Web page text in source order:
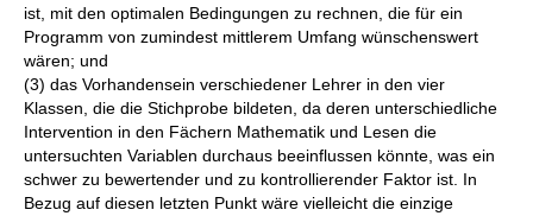
ist, mit den optimalen Bedingungen zu rechnen, die für ein
Programm von zumindest mittlerem Umfang wünschenswert
wären; und
(3) das Vorhandensein verschiedener Lehrer in den vier
Klassen, die die Stichprobe bildeten, da deren unterschiedliche
Intervention in den Fächern Mathematik und Lesen die
untersuchten Variablen durchaus beeinflussen könnte, was ein
schwer zu bewertender und zu kontrollierender Faktor ist. In
Bezug auf diesen letzten Punkt wäre vielleicht die einzige